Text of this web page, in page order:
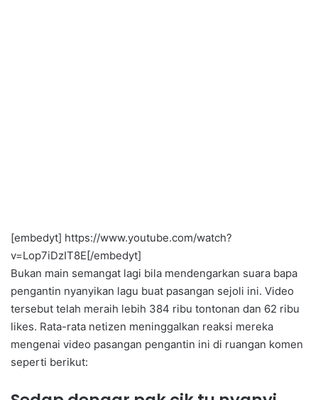
[embedyt] https://www.youtube.com/watch?
v=Lop7iDzIT8E[/embedyt]
Bukan main semangat lagi bila mendengarkan suara bapa
pengantin nyanyikan lagu buat pasangan sejoli ini. Video
tersebut telah meraih lebih 384 ribu tontonan dan 62 ribu
likes. Rata-rata netizen meninggalkan reaksi mereka
mengenai video pasangan pengantin ini di ruangan komen
seperti berikut: